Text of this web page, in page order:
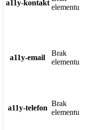
a11y-kontakt
elementu
a11y-email
Brak
elementu
a11y-telefon
Brak
elementu